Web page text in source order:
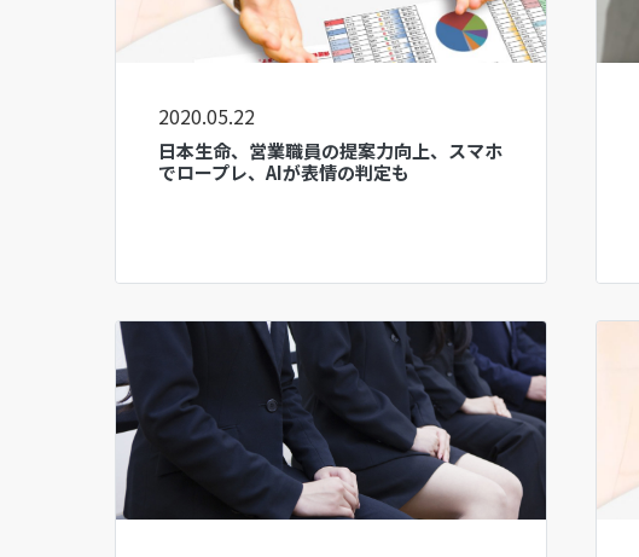
2020.05.22
日本生命、営業職員の提案力向上、スマホ
でロープレ、AIが表情の判定も